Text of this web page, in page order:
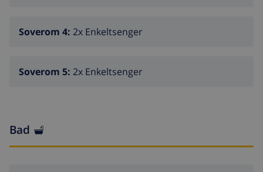
Soverom 4: 2x Enkeltsenger
Soverom 5: 2x Enkeltsenger
Bad